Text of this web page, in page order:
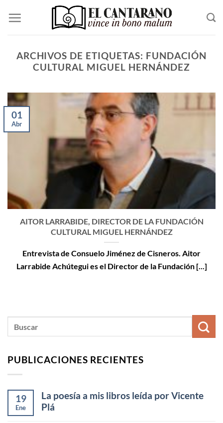
contenido
ARCHIVOS DE ETIQUETAS: FUNDACIÓN
CULTURAL MIGUEL HERNÁNDEZ
AITOR LARRABIDE, DIRECTOR DE LA FUNDACIÓN
CULTURAL MIGUEL HERNÁNDEZ
Entrevista de Consuelo Jiménez de Cisneros. Aitor
Larrabide Achútegui es el Director de la Fundación [...]
01
Abr
PUBLICACIONES RECIENTES
19
Ene
La poesía a mis libros leída por Vicente
Plá